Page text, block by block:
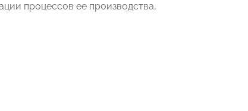
процессов ее производства,